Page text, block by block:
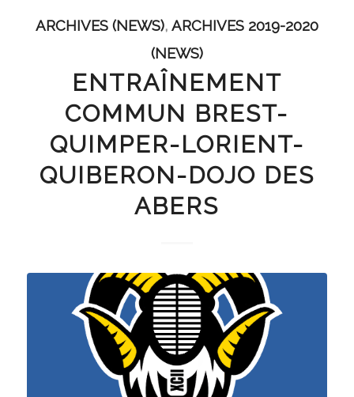
ARCHIVES (NEWS), ARCHIVES 2019-2020
(NEWS)
ENTRAÎNEMENT
COMMUN BREST-
QUIMPER-LORIENT-
QUIBERON-DOJO DES
ABERS